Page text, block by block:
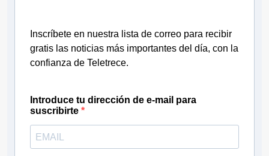
Inscríbete en nuestra lista de correo para recibir
gratis las noticias más importantes del día, con la
confianza de Teletrece.
Introduce tu dirección de e-mail para
suscribirte